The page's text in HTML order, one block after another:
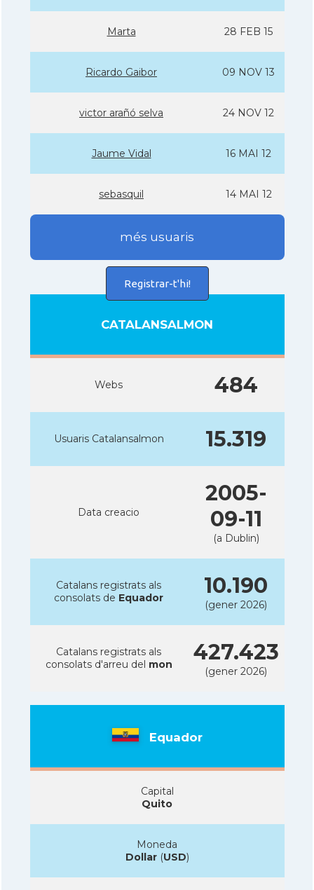
Marta 28 FEB 15
Ricardo Gaibor 09 NOV 13
victor arañó selva 24 NOV 12
Jaume Vidal 16 MAI 12
sebasquil 14 MAI 12
més usuaris
Registrar-t'hi!
CATALANSALMON
Webs 484
Usuaris Catalansalmon 15.319
Data creacio
2005-
09-11
(a Dublin)
Catalans registrats als
consolats de Equador 10.190
(gener 2026)
Catalans registrats als
consolats d'arreu del mon 427.423
(gener 2026)
Equador
Capital
Quito
Moneda
Dollar(USD)